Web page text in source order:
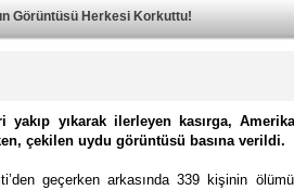
Görüntüsü Herkesi Korkuttu!
yakıp yıkarak ilerleyen kasırga,
çekilen uydu görüntüsü basına verildi.
geçerken arkasında 339 kişinin